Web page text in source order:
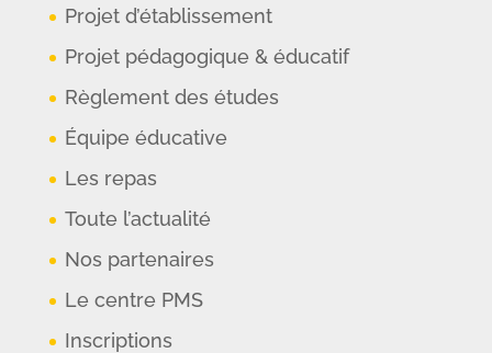
Projet d’établissement
Projet pédagogique & éducatif
Règlement des études
Équipe éducative
Les repas
Toute l’actualité
Nos partenaires
Le centre PMS
Inscriptions